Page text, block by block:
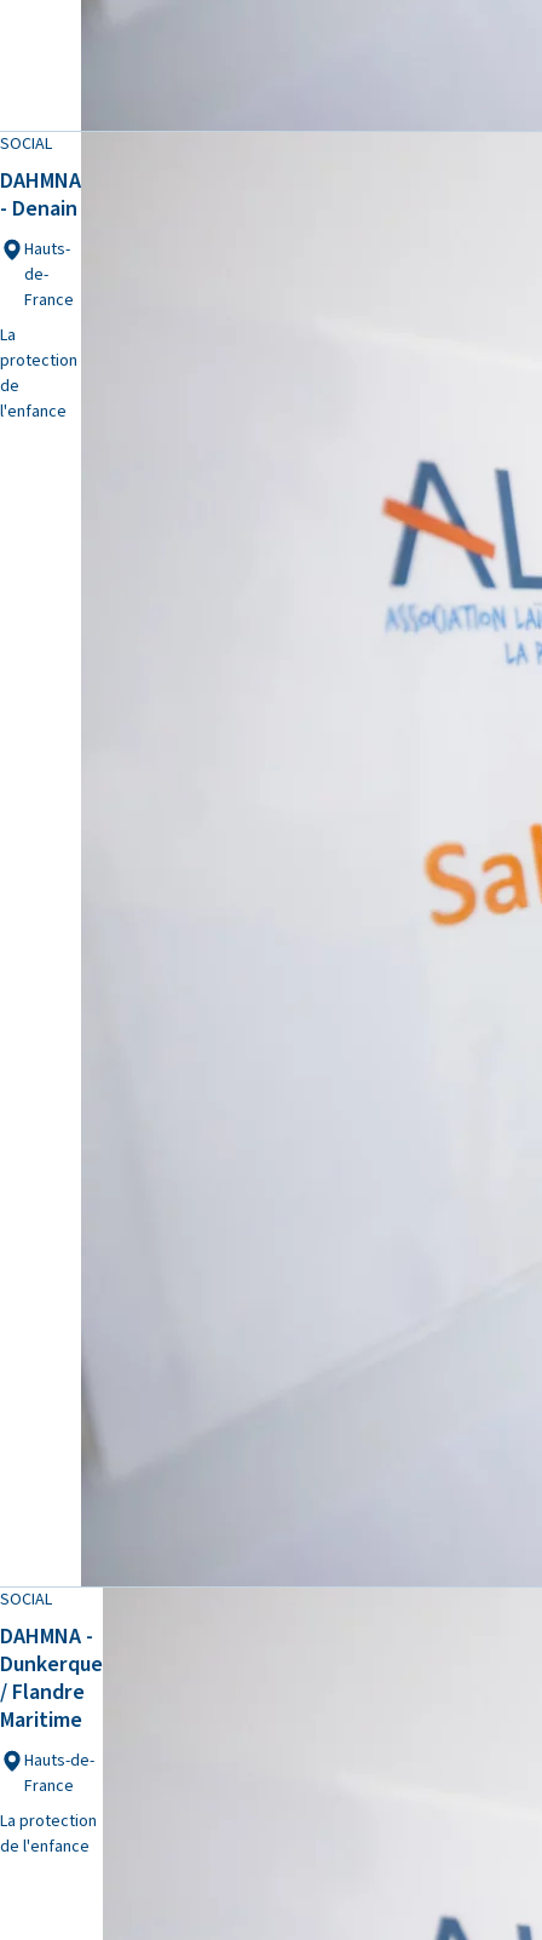
SOCIAL
DAHMNA
- Denain
Hauts-
de-
France
La
protection
de
l'enfance
SOCIAL
DAHMNA -
Dunkerque
/ Flandre
Maritime
Hauts-de-
France
La protection
de l'enfance